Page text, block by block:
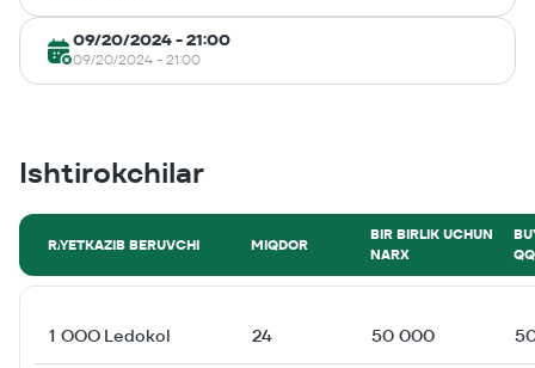
09/20/2024 - 21:00
09/20/2024 - 21:00
Ishtirokchilar
RAQAM
YETKAZIB BERUVCHI MIQDOR
BIR BIRLIK UCHUN
NARX
1 ОOO Ledokol 24 50 000